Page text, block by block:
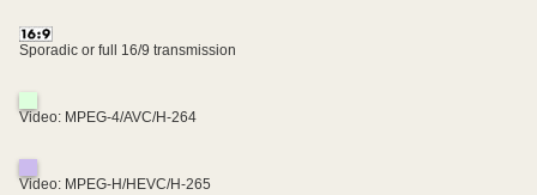
Sporadic or full 16/9 transmission
Video: MPEG-4/AVC/H-264
Video: MPEG-H/HEVC/H-265